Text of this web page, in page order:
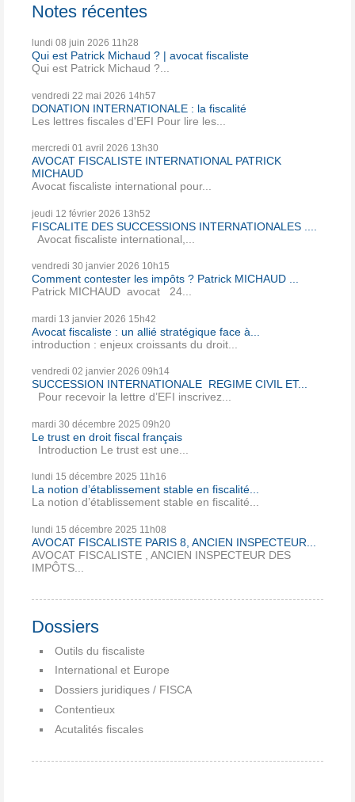
Notes récentes
lundi 08 juin 2026 11h28
Qui est Patrick Michaud ? | avocat fiscaliste
Qui est Patrick Michaud ?...
vendredi 22 mai 2026 14h57
DONATION INTERNATIONALE : la fiscalité
Les lettres fiscales d'EFI Pour lire les...
mercredi 01 avril 2026 13h30
AVOCAT FISCALISTE INTERNATIONAL PATRICK
MICHAUD
Avocat fiscaliste international pour...
jeudi 12 février 2026 13h52
FISCALITE DES SUCCESSIONS INTERNATIONALES ....
Avocat fiscaliste international,...
vendredi 30 janvier 2026 10h15
Comment contester les impôts ? Patrick MICHAUD ...
Patrick MICHAUD avocat 24...
mardi 13 janvier 2026 15h42
Avocat fiscaliste : un allié stratégique face à...
introduction : enjeux croissants du droit...
vendredi 02 janvier 2026 09h14
SUCCESSION INTERNATIONALE REGIME CIVIL ET...
Pour recevoir la lettre d’EFI inscrivez...
mardi 30 décembre 2025 09h20
Le trust en droit fiscal français
Introduction Le trust est une...
lundi 15 décembre 2025 11h16
La notion d’établissement stable en fiscalité...
La notion d’établissement stable en fiscalité...
lundi 15 décembre 2025 11h08
AVOCAT FISCALISTE PARIS 8, ANCIEN INSPECTEUR...
AVOCAT FISCALISTE , ANCIEN INSPECTEUR DES
IMPÔTS...
Dossiers
Outils du fiscaliste
International et Europe
Dossiers juridiques / FISCA
Contentieux
Acutalités fiscales